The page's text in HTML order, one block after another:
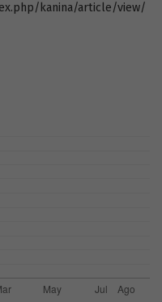
kanina/article/view/